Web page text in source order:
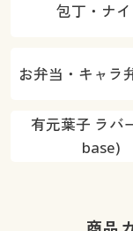
包丁・ナイ
お弁当・キャラ
有元葉子 ラバ
base)